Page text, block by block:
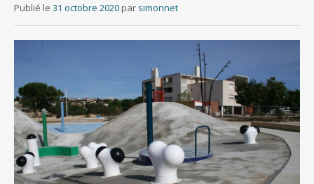
Publié le 31 octobre 2020 par simonnet